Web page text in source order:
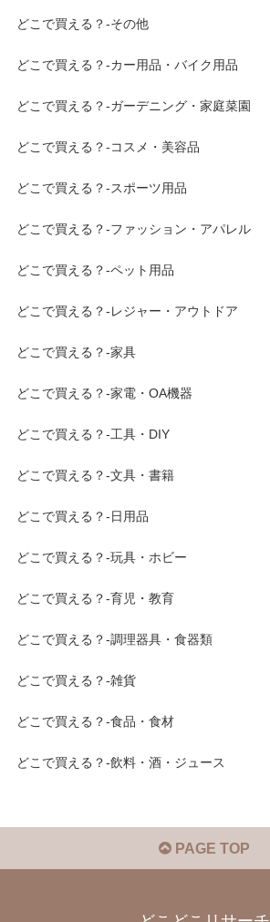
どこで買える？-その他
どこで買える？-カー用品・バイク用品
どこで買える？-ガーデニング・家庭菜園
どこで買える？-コスメ・美容品
どこで買える？-スポーツ用品
どこで買える？-ファッション・アパレル
どこで買える？-ペット用品
どこで買える？-レジャー・アウトドア
どこで買える？-家具
どこで買える？-家電・OA機器
どこで買える？-工具・DIY
どこで買える？-文具・書籍
どこで買える？-日用品
どこで買える？-玩具・ホビー
どこで買える？-育児・教育
どこで買える？-調理器具・食器類
どこで買える？-雑貨
どこで買える？-食品・食材
どこで買える？-飲料・酒・ジュース
PAGE TOP